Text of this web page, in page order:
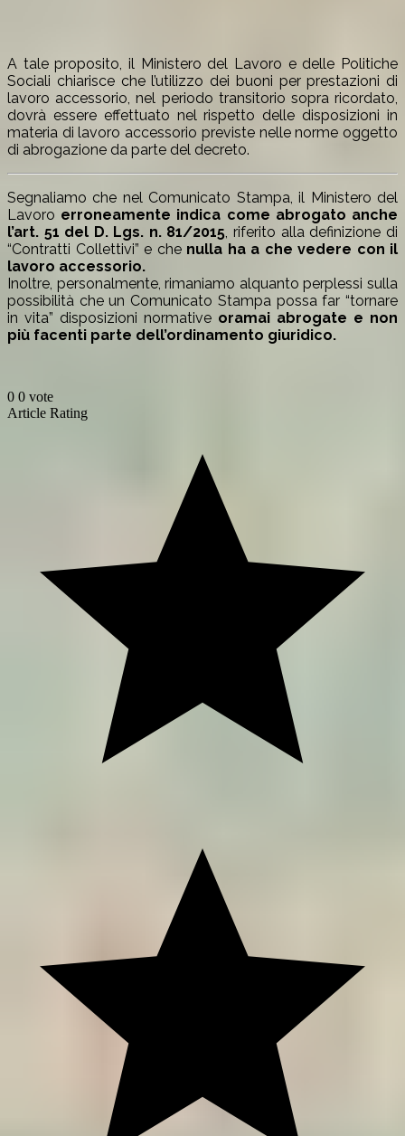
A tale proposito, il Ministero del Lavoro e delle Politiche
Sociali chiarisce che l’utilizzo dei buoni per prestazioni di
lavoro accessorio, nel periodo transitorio sopra ricordato,
dovrà essere effettuato nel rispetto delle disposizioni in
materia di lavoro accessorio previste nelle norme oggetto
di abrogazione da parte del decreto.
Segnaliamo che nel Comunicato Stampa, il Ministero del
Lavoro erroneamente indica come abrogato anche
l’art. 51 del D. Lgs. n. 81/2015, riferito alla definizione di
“Contratti Collettivi” e che nulla ha a che vedere con il
lavoro accessorio.
Inoltre, personalmente, rimaniamo alquanto perplessi sulla
possibilità che un Comunicato Stampa possa far “tornare
in vita” disposizioni normative oramai abrogate e non
più facenti parte dell’ordinamento giuridico.
0 0 vote
Article Rating